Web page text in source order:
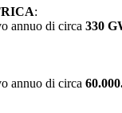
:
annuo di circa 330
annuo di circa